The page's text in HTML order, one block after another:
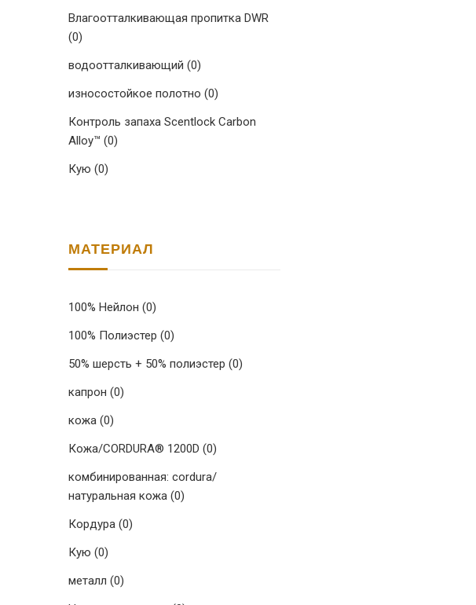
Влагоотталкивающая пропитка DWR
(0)
водоотталкивающий (0)
износостойкое полотно (0)
Контроль запаха Scentlock Carbon
Alloy™ (0)
Кую (0)
МАТЕРИАЛ
100% Нейлон (0)
100% Полиэстер (0)
50% шерсть + 50% полиэстер (0)
капрон (0)
кожа (0)
Кожа/CORDURA® 1200D (0)
комбинированная: cordura/
натуральная кожа (0)
Кордура (0)
Кую (0)
металл (0)